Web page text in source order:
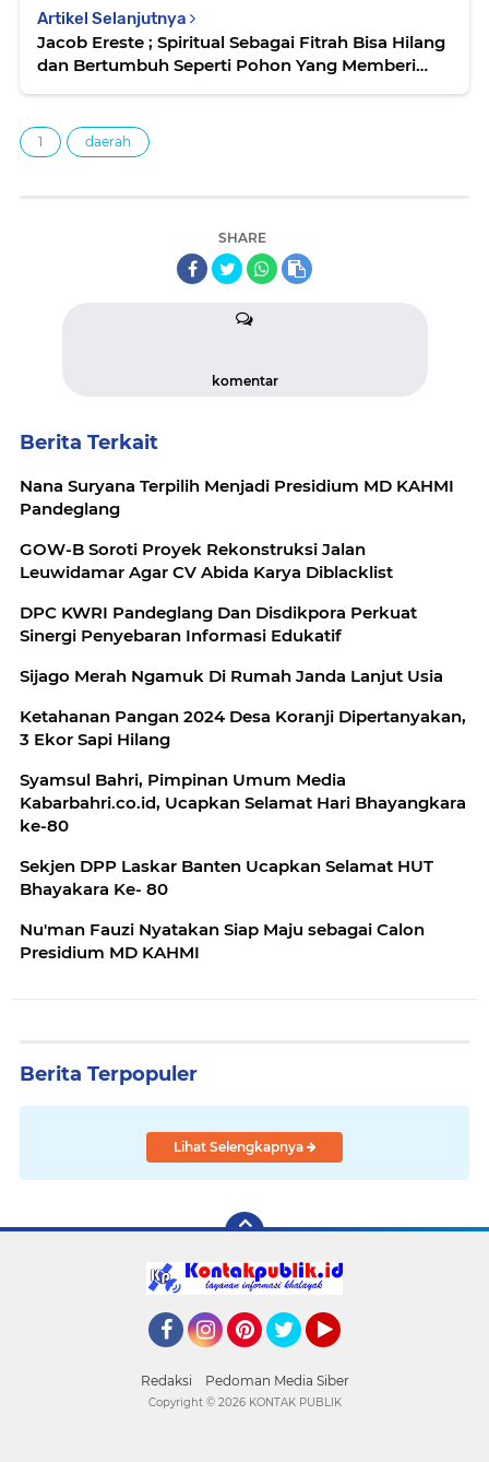
Artikel Selanjutnya
Jacob Ereste ; Spiritual Sebagai Fitrah Bisa Hilang
dan Bertumbuh Seperti Pohon Yang Memberi
1 daerah
SHARE
komentar
Berita Terkait
Nana Suryana Terpilih Menjadi Presidium MD KAHMI
Pandeglang
GOW-B Soroti Proyek Rekonstruksi Jalan
Leuwidamar Agar CV Abida Karya Diblacklist
DPC KWRI Pandeglang Dan Disdikpora Perkuat
Sinergi Penyebaran Informasi Edukatif
Sijago Merah Ngamuk Di Rumah Janda Lanjut Usia
Ketahanan Pangan 2024 Desa Koranji Dipertanyakan,
3 Ekor Sapi Hilang
Syamsul Bahri, Pimpinan Umum Media
Kabarbahri.co.id, Ucapkan Selamat Hari Bhayangkara
ke-80
Sekjen DPP Laskar Banten Ucapkan Selamat HUT
Bhayakara Ke- 80
Nu'man Fauzi Nyatakan Siap Maju sebagai Calon
Presidium MD KAHMI
Berita Terpopuler
Lihat Selengkapnya
Redaksi Pedoman Media Siber
Copyright © 2026 KONTAK PUBLIK